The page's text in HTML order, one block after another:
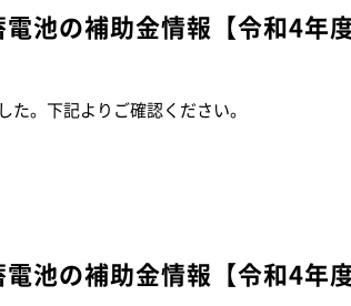
池の補助金情報 【令和4年
。下記よりご確認ください。
池の補助金情報 【令和4年